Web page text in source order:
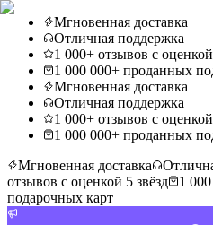
Мгновенная доставка
Отличная поддержка
1 000+ отзывов с
1 000 000+ проданных
Мгновенная доставка
Отличная поддержка
1 000+ отзывов с
1 000 000+ проданных
Мгновенная доставка
отзывов с оценкой 5 звёзд
1
подарочных карт